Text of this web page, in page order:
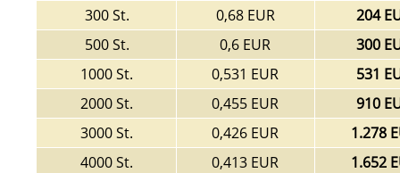
300 St.
0,68 EUR
204
500 St.
0,6 EUR
300
1000 St.
0,531 EUR
531
2000 St.
0,455 EUR
910
3000 St.
0,426 EUR
1.278
4000 St.
0,413 EUR
1.652